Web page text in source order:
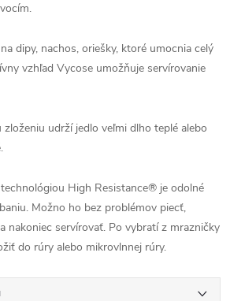
dipy, nachos, oriešky, ktoré umocnia celý
vzhľad Vycose umožňuje servírovanie
zloženiu udrží jedlo veľmi dlho teplé alebo
High Resistance® je odolné
Možno ho bez problémov piecť,
nakoniec servírovať. Po vybratí z mrazničky
do rúry alebo mikrovlnnej rúry.